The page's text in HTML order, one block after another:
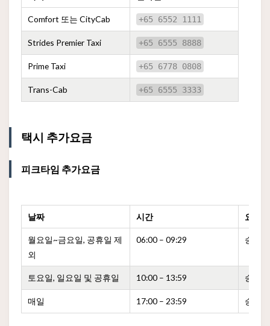
Comfort 또는 CityCab +65 6552 1111
Strides Premier Taxi +65 6555 8888
Prime Taxi +65 6778 0808
Trans-Cab +65 6555 3333
택시 추가요금
피크타임 추가요금
날짜 시간 요금
월요일~금요일, 공휴일 제
외
06:00 – 09:29 승차
토요일, 일요일 및 공휴일 10:00 – 13:59 승차
매일 17:00 – 23:59 승차